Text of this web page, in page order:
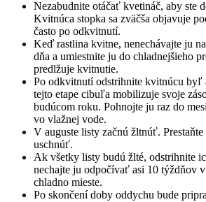
Nezabudnite otáčať kvetináč, aby ste
Kvitnúca stopka sa zväčša objavuje
často po odkvitnutí.
Keď rastlina kvitne, nenechávajte ju
dňa a umiestnite ju do chladnejšieho
predlžuje kvitnutie.
Po odkvitnutí odstrihnite kvitnúcu byľ
tejto etape cibuľa mobilizuje svoje
budúcom roku. Pohnojte ju raz do
vo vlažnej vode.
V auguste listy začnú žltnúť.
uschnúť.
Ak všetky listy budú žlté, odstrihnite
nechajte ju odpočívať asi 10 týždňov
chladno mieste.
Po skončení doby oddychu bude